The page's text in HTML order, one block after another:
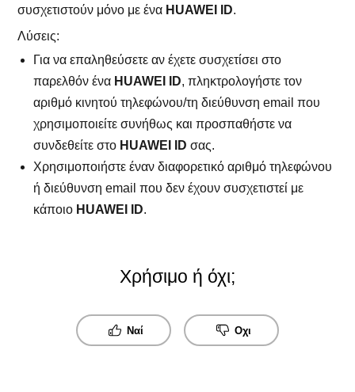
συσχετιστούν μόνο με ένα HUAWEI ID.
Λύσεις:
Για να επαληθεύσετε αν έχετε συσχετίσει στο
παρελθόν ένα HUAWEI ID, πληκτρολογήστε τον
αριθμό κινητού τηλεφώνου/τη διεύθυνση email που
χρησιμοποιείτε συνήθως και προσπαθήστε να
συνδεθείτε στο HUAWEI ID σας.
Χρησιμοποιήστε έναν διαφορετικό αριθμό τηλεφώνου
ή διεύθυνση email που δεν έχουν συσχετιστεί με
κάποιο HUAWEI ID.
Χρήσιμο ή όχι;
Ναί Οχι